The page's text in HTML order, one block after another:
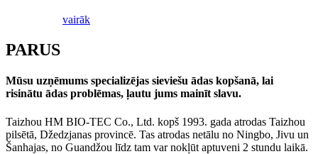
vairāk
PARUS
Mūsu uzņēmums specializējas sieviešu ādas kopšanā, lai
risinātu ādas problēmas, ļautu jums mainīt slavu.
Taizhou HM BIO-TEC Co., Ltd. kopš 1993. gada atrodas Taizhou
pilsētā, Džedzjanas provincē. Tas atrodas netālu no Ningbo, Jivu un
Šanhajas, no Guandžou līdz tam var nokļūt aptuveni 2 stundu laikā.